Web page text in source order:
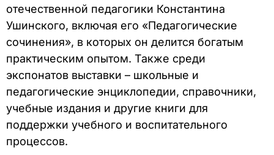
отечественной педагогики Константина
Ушинского, включая его «Педагогические
сочинения», в которых он делится богатым
практическим опытом. Также среди
экспонатов выставки – школьные и
педагогические энциклопедии, справочники,
учебные издания и другие книги для
поддержки учебного и воспитательного
процессов.